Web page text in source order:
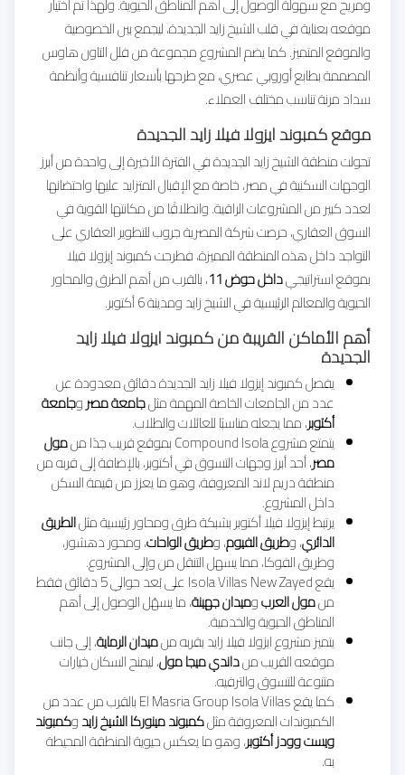
موقعه بعناية في قلب الشيخ زايد الجديدة، ليجمع بين الخصوصية
والموقع المتميز. كما يضم المشروع مجموعة من فلل التاون هاوس
المصممة بطابع أوروبي عصري، مع طرحها بأسعار تنافسية وأنظمة
سداد مرنة تناسب مختلف العملاء.
موقع كمبوند ايزولا فيلا زايد الجديدة
تحولت منطقة الشيخ زايد الجديدة في الفترة الأخيرة إلى واحدة من أبرز
الوجهات السكنية في مصر، خاصة مع الإقبال المتزايد عليها واحتضانها
لعدد كبير من المشروعات الراقية. وانطلاقًا من مكانتها القوية في
السوق العقاري، حرصت شركة المصرية جروب للتطوير العقاري على
التواجد داخل هذه المنطقة المميزة، فطرحت كمبوند إيزولا فيلا
بموقع استراتيجيداخل حوض 11
، بالقرب من أهم الطرق والمحاور
الحيوية والمعالم الرئيسية في الشيخ زايد ومدينة 6 أكتوبر.
أهم الأماكن القريبة من كمبوند ايزولا فيلا زايد
الجديدة
يفصل كمبوند إيزولا فيلا زايد الجديدة دقائق معدودة عن
عدد من الجامعات الخاصة المهمة مثلجامعة مصروجامعة
أكتوبر، مما يجعله مناسبًا للعائلات والطلاب.
يتمتع مشروع Compound Isola بموقع قريب جدًا من مول
مصر، أحد أبرز وجهات التسوق في أكتوبر، بالإضافة إلى قربه من
منطقة دريم لاند المعروفة، وهو ما يعزز من قيمة السكن
داخل المشروع.
يرتبط إيزولا فيلا أكتوبر بشبكة طرق ومحاور رئيسية مثلالطريق
الدائري، وطريق الفيوم، وطريق الواحات، ومحور دهشور،
وطريق الفوكا، مما يسهل التنقل من وإلى المشروع.
يقع Isola Villas New Zayed على بُعد حوالي 5 دقائق فقط
منمول العربوميدان جهينة، ما يسهّل الوصول إلى أهم
المناطق الحيوية والخدمية.
يتميز مشروع ايزولا فيلا زايد بقربه منميدان الرماية، إلى جانب
موقعه القريب منداندي ميجا مول، ليمنح السكان خيارات
متنوعة للتسوق والترفيه.
كما يقع El Masria Group Isola Villas بالقرب من عدد من
الكمبوندات المعروفة مثلكمبوند مينوركا الشيخ زايدوكمبوند
ويست وودز أكتوبر، وهو ما يعكس حيوية المنطقة المحيطة
به.